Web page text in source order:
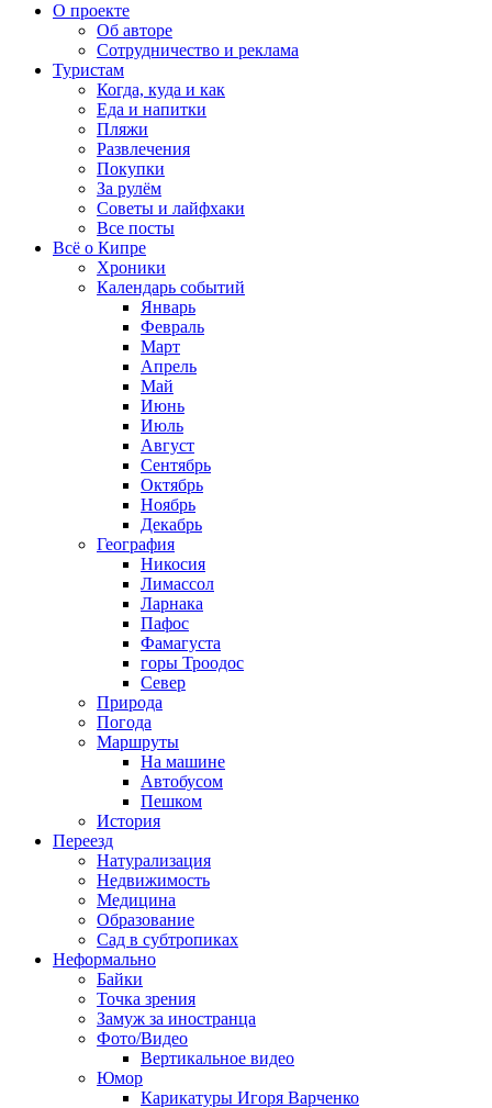
О проекте
Об авторе
Сотрудничество и реклама
Туристам
Когда, куда и как
Еда и напитки
Пляжи
Развлечения
Покупки
За рулём
Советы и лайфхаки
Все посты
Всё о Кипре
Хроники
Календарь событий
Январь
Февраль
Март
Апрель
Май
Июнь
Июль
Август
Сентябрь
Октябрь
Ноябрь
Декабрь
География
Никосия
Лимассол
Ларнака
Пафос
Фамагуста
горы Троодос
Север
Природа
Погода
Маршруты
На машине
Автобусом
Пешком
История
Переезд
Натурализация
Недвижимость
Медицина
Образование
Сад в субтропиках
Неформально
Байки
Точка зрения
Замуж за иностранца
Фото/Видео
Вертикальное видео
Юмор
Карикатуры Игоря Варченко